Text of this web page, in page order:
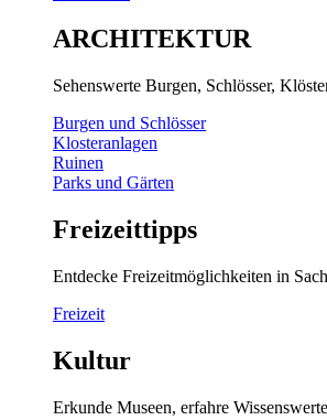
ARCHITEKTUR
Sehenswerte Burgen, Schlösser,
Burgen und Schlösser
Klosteranlagen
Ruinen
Parks und Gärten
Freizeittipps
Entdecke Freizeitmöglichkeiten in
Freizeit
Kultur
Erkunde Museen, erfahre